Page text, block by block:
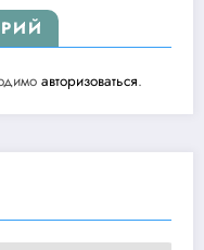
авторизоваться.